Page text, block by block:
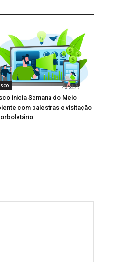
inicia Semana do Meio
com palestras e visitação